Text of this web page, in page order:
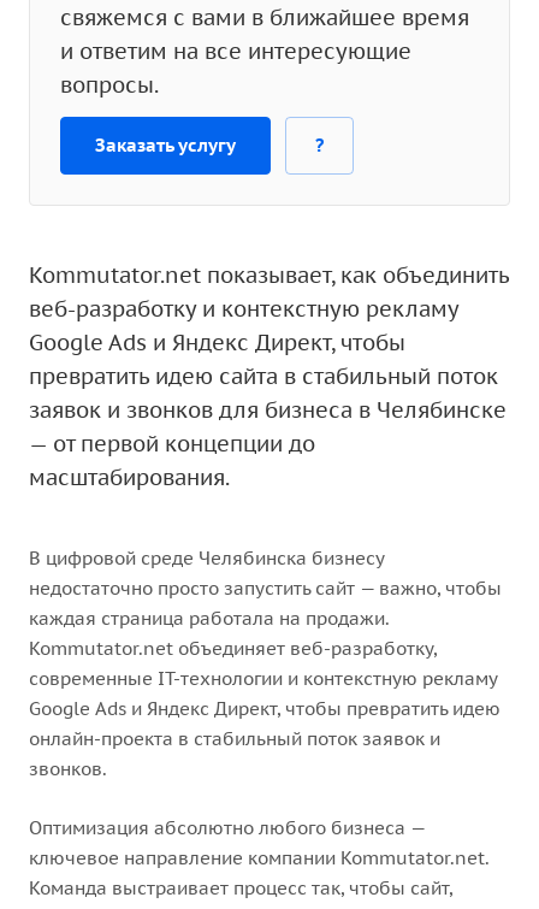
свяжемся с вами в ближайшее время
и ответим на все интересующие
вопросы.
Заказать услугу ?
Kommutator.net показывает, как объединить
веб-разработку и контекстную рекламу
Google Ads и Яндекс Директ, чтобы
превратить идею сайта в стабильный поток
заявок и звонков для бизнеса в Челябинске
— от первой концепции до
масштабирования.
В цифровой среде Челябинска бизнесу
недостаточно просто запустить сайт — важно, чтобы
каждая страница работала на продажи.
Kommutator.net объединяет веб-разработку,
современные IT-технологии и контекстную рекламу
Google Ads и Яндекс Директ, чтобы превратить идею
онлайн-проекта в стабильный поток заявок и
звонков.
Оптимизация абсолютно любого бизнеса —
ключевое направление компании Kommutator.net.
Команда выстраивает процесс так, чтобы сайт,